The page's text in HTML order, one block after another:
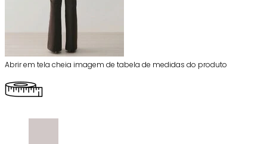
Abrir em tela cheia imagem de tabela de medidas do produto